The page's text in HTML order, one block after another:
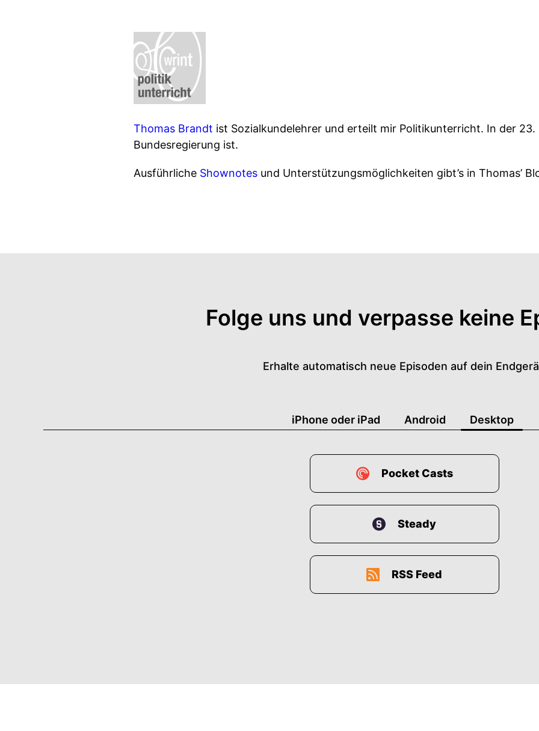
Thomas Brandt ist Sozialkundelehrer und erteilt mir Politikunterricht. In der 23.
Bundesregierung ist.
Ausführliche Shownotes und Unterstützungsmöglichkeiten gibt’s in Thomas’
Folge uns und verpasse keine
Erhalte automatisch neue Episoden auf dein
iPhone oder iPad Android Desktop
Pocket Casts
Steady
RSS Feed